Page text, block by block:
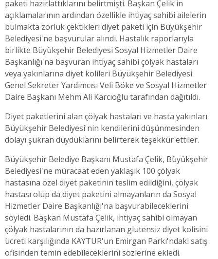
paketi hazırlattıklarını belirtmişti. Başkan Çelik'in
açıklamalarının ardından özellikle ihtiyaç sahibi ailelerin
bulmakta zorluk çektikleri diyet paketi için Büyükşehir
Belediyesi'ne başvurular alındı. Hastalık raporlarıyla
birlikte Büyükşehir Belediyesi Sosyal Hizmetler Daire
Başkanlığı'na başvuran ihtiyaç sahibi çölyak hastaları
veya yakınlarına diyet kolileri Büyükşehir Belediyesi
Genel Sekreter Yardımcısı Veli Böke ve Sosyal Hizmetler
Daire Başkanı Mehm Ali Karcıoğlu tarafından dağıtıldı.
Diyet paketlerini alan çölyak hastaları ve hasta yakınları
Büyükşehir Belediyesi'nin kendilerini düşünmesinden
dolayı şükran duyduklarını belirterek teşekkür ettiler.
Büyükşehir Belediye Başkanı Mustafa Çelik, Büyükşehir
Belediyesi'ne müracaat eden yaklaşık 100 çölyak
hastasına özel diyet paketinin teslim edildiğini, çölyak
hastası olup da diyet paketini almayanların da Sosyal
Hizmetler Daire Başkanlığı'na başvurabileceklerini
söyledi. Başkan Mustafa Çelik, ihtiyaç sahibi olmayan
çölyak hastalarının da hazırlanan glutensiz diyet kolisini
ücreti karşılığında KAYTUR'un Emirgan Parkı'ndaki satış
ofisinden temin edebileceklerini sözlerine ekledi.